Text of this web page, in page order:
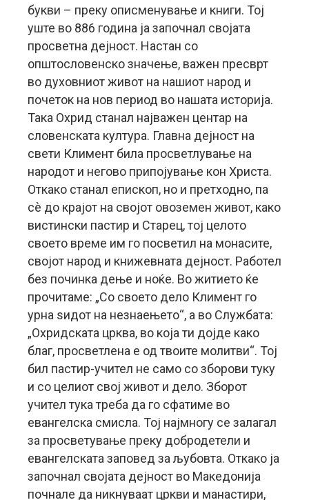
букви – преку описменување и книги. Тој
уште во 886 година ја започнал својата
просветна дејност. Настан со
општословенско значење, важен пресврт
во духовниот живот на нашиот народ и
почеток на нов период во нашата историја.
Така Охрид станал најважен центар на
словенската култура. Главна дејност на
свети Климент била просветлување на
народот и негово припојување кон Христа.
Откако станал епископ, но и претходно, па
сè до крајот на својот овоземен живот, како
вистински пастир и Старец, тој целото
своето време им го посветил на монасите,
својот народ и книжевната дејност. Работел
без починка дење и ноќе. Во житието ќе
прочитаме: „Со своето дело Климент го
урна ѕидот на незнаењето“, а во Службата:
„Охридската црква, во која ти дојде како
благ, просветлена е од твоите молитви“. Тој
бил пастир-учител не само со зборови туку
и со целиот свој живот и дело. Зборот
учител тука треба да го сфатиме во
евангелска смисла. Тој најмногу се залагал
за просветување преку добродетели и
евангелската заповед за љубовта. Откако ја
започнал својата дејност во Македонија
почнале да никнуваат цркви и манастири,